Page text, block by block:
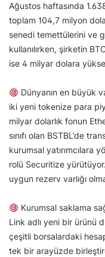
Ağustos haftasında
toplam 104,7 milyon
senedi temettülerini ve
kullanılırken, şirketin
ise 4 milyar dolara
Dünyanın en büyük
iki yeni tokenize para
milyar dolarlık fonun
sınıfı olan BSTBL’de
kurumsal yatırımcılara
rolü Securitize
uygun rezerv varlığı
Kurumsal saklama
Link adlı yeni bir ürünü
çeşitli borsalardaki
tek bir arayüzde